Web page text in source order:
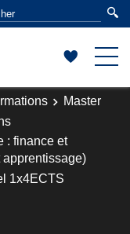
Master
: finance et
1x4ECTS